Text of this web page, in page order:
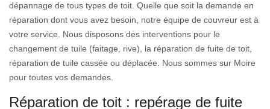
dépannage de tous types de toit. Quelle que soit la demande en
réparation dont vous avez besoin, notre équipe de couvreur est à
votre service. Nous disposons des interventions pour le
changement de tuile (faitage, rive), la réparation de fuite de toit,
réparation de tuile cassée ou déplacée. Nous sommes sur Moire
pour toutes vos demandes.
Réparation de toit : repérage de fuite